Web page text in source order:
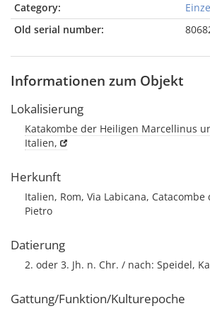
Category:
Old serial number:
Informationen zum Objekt
Lokalisierung
Katakombe der Heiligen Marcellinus
Italien,
Herkunft
Italien, Rom, Via Labicana,
Pietro
Datierung
2. oder 3. Jh. n. Chr. / nach: Speidel,
Gattung/Funktion/Kulturepoche